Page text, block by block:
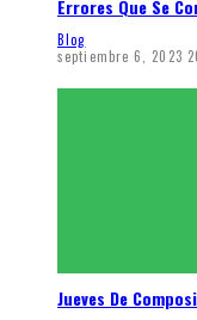
Errores Que Se
Blog
septiembre 6, 2023
Jueves De